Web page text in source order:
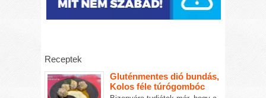
Receptek
Gluténmentes dió bundás,
Kolos féle túrógombóc